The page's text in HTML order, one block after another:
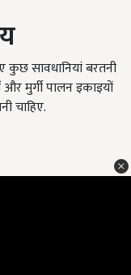
कुछ सावधानियां बरतनी
मुर्गी पालन इकाइयों
चाहिए.